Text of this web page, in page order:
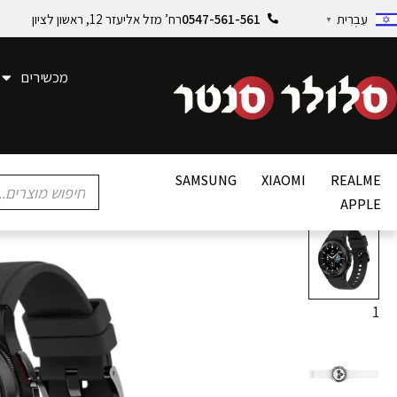
עִבְרִית ▼
0547-561-561רח’ מזל אליעזר 12, ראשון לציון
מכשירים
REALME
XIAOMI
SAMSUNG
APPLE
1